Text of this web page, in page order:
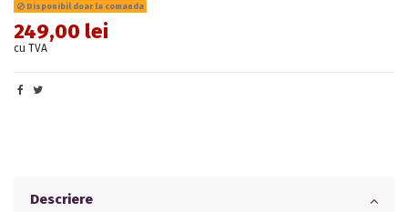
Disponibil doar la comanda
249,00 lei
cu TVA
Descriere